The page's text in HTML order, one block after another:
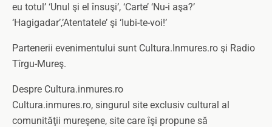
eu totul’ ‘Unul şi el însuşi’, ‘Carte’ ‘Nu-i aşa?’
‘Hagigadar’,’Atentatele’ şi ‘Iubi-te-voi!’
Partenerii evenimentului sunt Cultura.Inmures.ro şi Radio
Tîrgu-Mureş.
Despre Cultura.inmures.ro
Cultura.inmures.ro, singurul site exclusiv cultural al
comunităţii mureşene, site care îşi propune să